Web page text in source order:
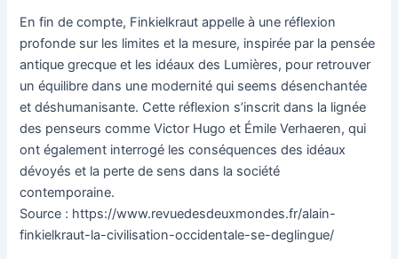
En fin de compte, Finkielkraut appelle à une réflexion
profonde sur les limites et la mesure, inspirée par la pensée
antique grecque et les idéaux des Lumières, pour retrouver
un équilibre dans une modernité qui seems désenchantée
et déshumanisante. Cette réflexion s’inscrit dans la lignée
des penseurs comme Victor Hugo et Émile Verhaeren, qui
ont également interrogé les conséquences des idéaux
dévoyés et la perte de sens dans la société
contemporaine.
Source : https://www.revuedesdeuxmondes.fr/alain-
finkielkraut-la-civilisation-occidentale-se-deglingue/